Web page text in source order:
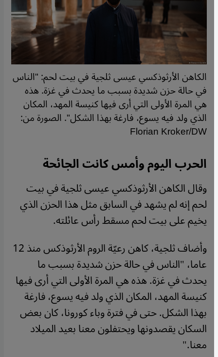
الكاهن الأرثوذكسي عيسى ثلجية في بيت لحم: "الناس
في حالة حزن شديدة بسبب ما يحدث في غزة. هذه
هي المرة الأولى التي أرى فيها كنيسة المهد، المكان
الذي ولد فيه يسوع، فارغة بهذا الشكل". الصورة من:
Florian Kroker/DW
الحرب اليوم وأمس كانت الجائحة
وقال الكاهن الأرثوذكسي عيسى ثلجية في بيت
لحم إنه لم يشهد في السابق مثل هذا الحزن الذي
يخيم على بيت لحم مسقط رأس عائلته.
وأضاف ثلجية، كاهن رعيّة الروم الأرثوذكس منذ 12
عاما، "الناس في حالة حزن شديدة بسبب ما
يحدث في غزة. هذه هي المرة الأولى التي أرى فيها
كنيسة المهد، المكان الذي ولد فيه يسوع، فارغة
بهذا الشكل. حتى في فترة وباء كورونا، كان بعض
السكان يقصدونها ويحتفلون معنا بعيد الميلاد
معنا."